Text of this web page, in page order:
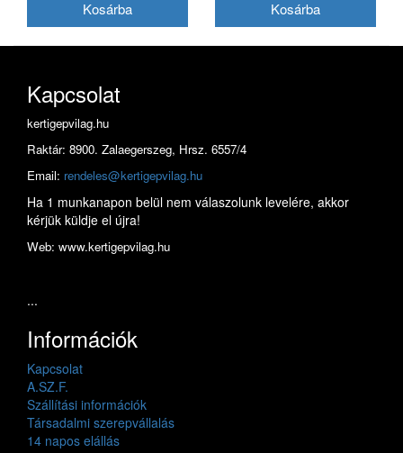
Kapcsolat
kertigepvilag.hu
Raktár: 8900. Zalaegerszeg, Hrsz. 6557/4
Email: rendeles@kertigepvilag.hu
Ha 1 munkanapon belül nem válaszolunk levelére, akkor
kérjük küldje el újra!
Web: www.kertigepvilag.hu
...
Információk
Kapcsolat
A.SZ.F.
Szállítási információk
Társadalmi szerepvállalás
14 napos elállás